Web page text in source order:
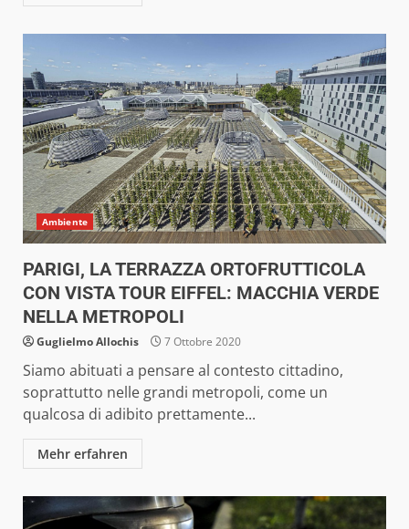
Ambiente
PARIGI, LA TERRAZZA ORTOFRUTTICOLA
CON VISTA TOUR EIFFEL: MACCHIA VERDE
NELLA METROPOLI
Guglielmo Allochis 7 Ottobre 2020
Siamo abituati a pensare al contesto cittadino,
soprattutto nelle grandi metropoli, come un
qualcosa di adibito prettamente...
Mehr erfahren